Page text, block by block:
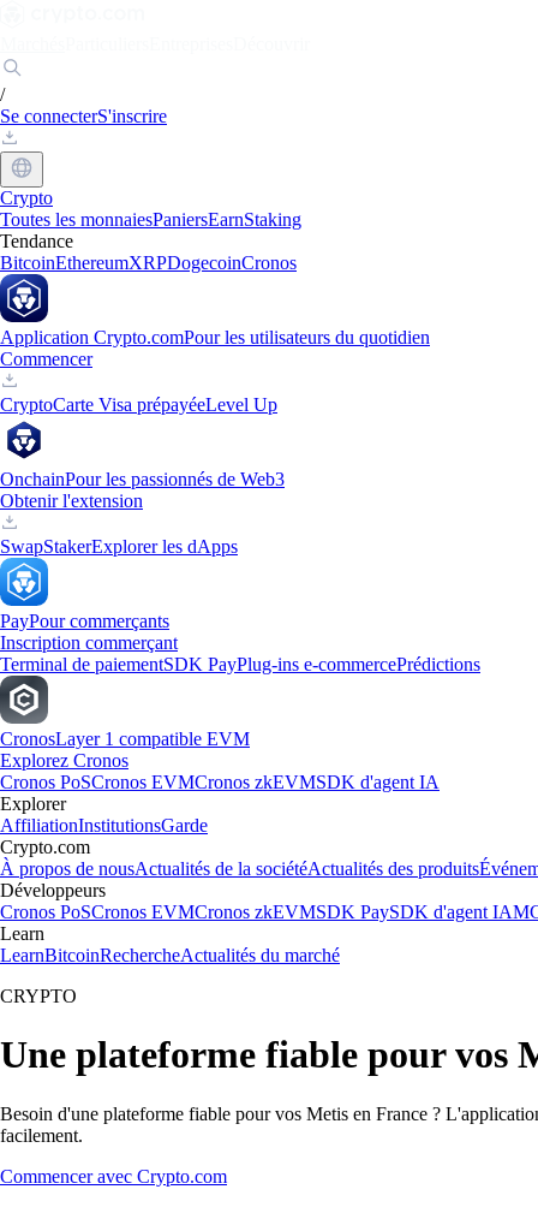
/
Se connecterS'inscrire
Crypto
Toutes les monnaiesPaniersEarnStaking
Tendance
BitcoinEthereumXRPDogecoinCronos
Application Crypto.comPour les utilisateurs du quotidien
Commencer
CryptoCarte Visa prépayéeLevel Up
OnchainPour les passionnés de Web3
Obtenir l'extension
SwapStakerExplorer les dApps
PayPour commerçants
Inscription commerçant
Terminal de paiementSDK PayPlug-ins e-commercePrédictions
CronosLayer 1 compatible EVM
Explorez Cronos
Cronos PoSCronos EVMCronos zkEVMSDK d'agent IA
Explorer
AffiliationInstitutionsGarde
Crypto.com
À propos de nousActualités de la sociétéActualités des produits
Développeurs
Cronos PoSCronos EVMCronos zkEVMSDK PaySDK d'agent IA
Learn
LearnBitcoinRechercheActualités du marché
CRYPTO
Une plateforme fiable pour vos
Besoin d'une plateforme fiable pour vos Metis en France ?
facilement.
Commencer avec Crypto.com